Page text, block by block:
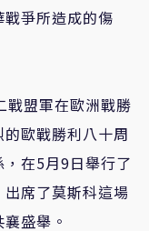
爭所造成的傷
人。
戰盟軍在歐洲戰勝
歐戰勝利八十周
在5月9日舉行了
席了莫斯科這場
盛舉。